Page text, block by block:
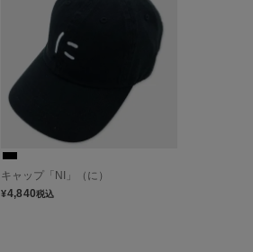
キャップ「NI」（に）
¥4,840税込